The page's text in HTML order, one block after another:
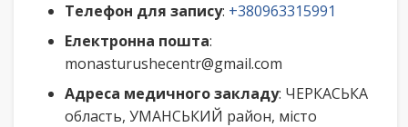
Телефон для запису: +380963315991
Електронна пошта:
monasturushecentr@gmail.com
Адреса медичного закладу: ЧЕРКАСЬКА
область, УМАНСЬКИЙ район, місто